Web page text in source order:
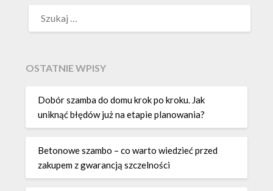
OSTATNIE WPISY
Dobór szamba do domu krok po kroku. Jak
uniknąć błędów już na etapie planowania?
Betonowe szambo – co warto wiedzieć przed
zakupem z gwarancją szczelności